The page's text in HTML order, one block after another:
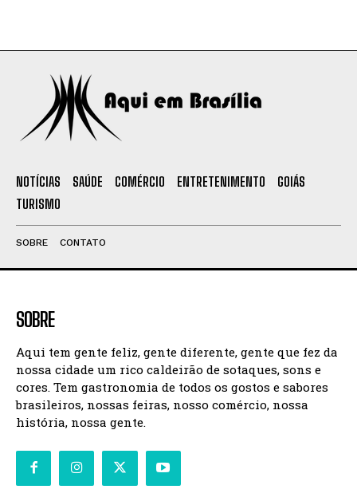
NOTÍCIAS SAÚDE COMÉRCIO ENTRETENIMENTO
GOIÁS
TURISMO
SOBRE CONTATO
SOBRE
Aqui tem gente feliz, gente diferente, gente que fez da
nossa cidade um rico caldeirão de sotaques, sons e
cores. Tem gastronomia de todos os gostos e sabores
brasileiros, nossas feiras, nosso comércio, nossa
história, nossa gente.